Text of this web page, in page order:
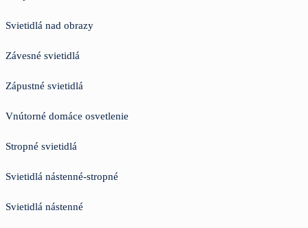
Svietidlá nad obrazy
Závesné svietidlá
Zápustné svietidlá
Vnútorné domáce osvetlenie
Stropné svietidlá
Svietidlá nástenné-stropné
Svietidlá nástenné